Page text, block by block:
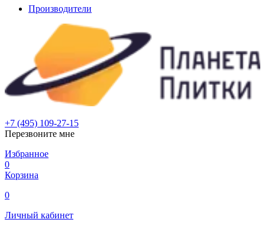
Производители
+7 (495) 109-27-15
Перезвоните мне
Избранное
0
Корзина
0
Личный кабинет